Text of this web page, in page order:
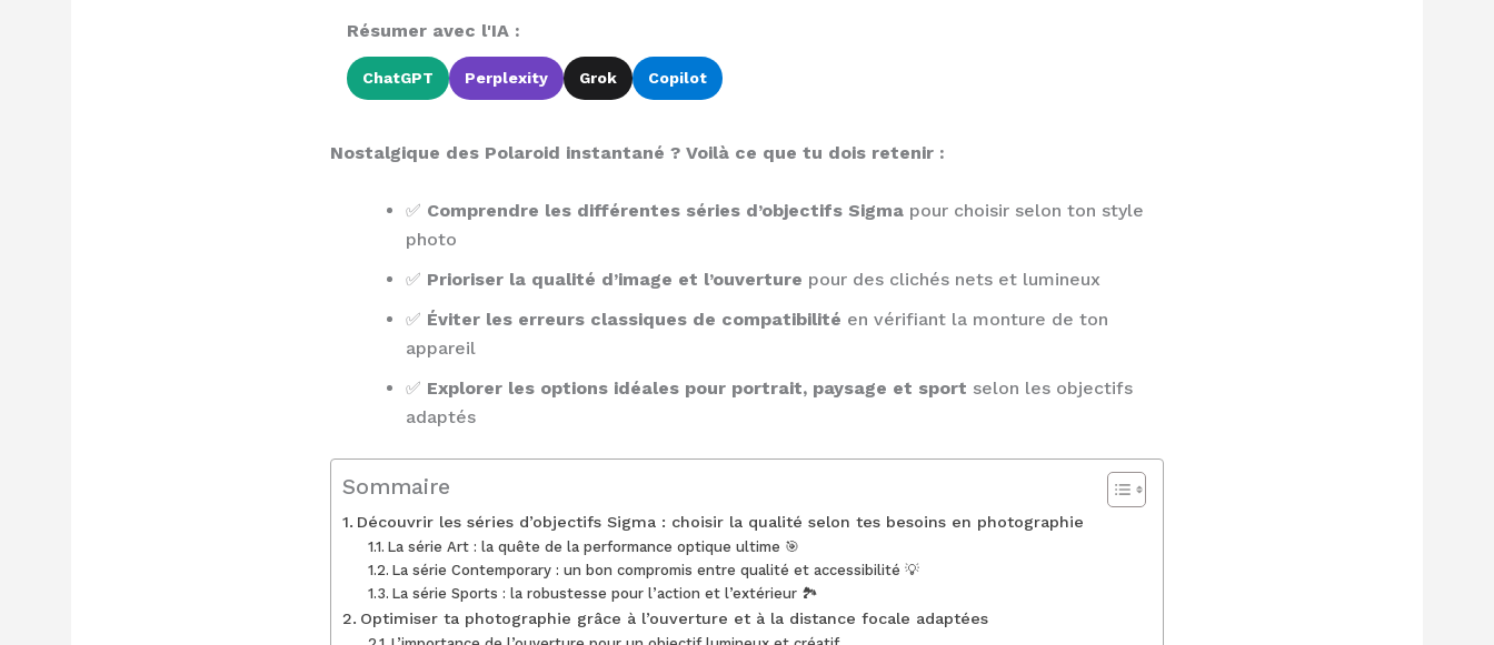
Résumer avec l'IA :
ChatGPT Perplexity Grok Copilot
Nostalgique des Polaroid instantané ? Voilà ce que tu dois retenir :
✅ Comprendre les différentes séries d’objectifs Sigma pour choisir selon ton style
photo
✅ Prioriser la qualité d’image et l’ouverture pour des clichés nets et lumineux
✅ Éviter les erreurs classiques de compatibilité en vérifiant la monture de ton
appareil
✅ Explorer les options idéales pour portrait, paysage et sport selon les objectifs
adaptés
Sommaire
Découvrir les séries d’objectifs Sigma : choisir la qualité selon tes besoins en photographie
La série Art : la quête de la performance optique ultime 🎯
La série Contemporary : un bon compromis entre qualité et accessibilité 💡
La série Sports : la robustesse pour l’action et l’extérieur 🏞️
Optimiser ta photographie grâce à l’ouverture et à la distance focale adaptées